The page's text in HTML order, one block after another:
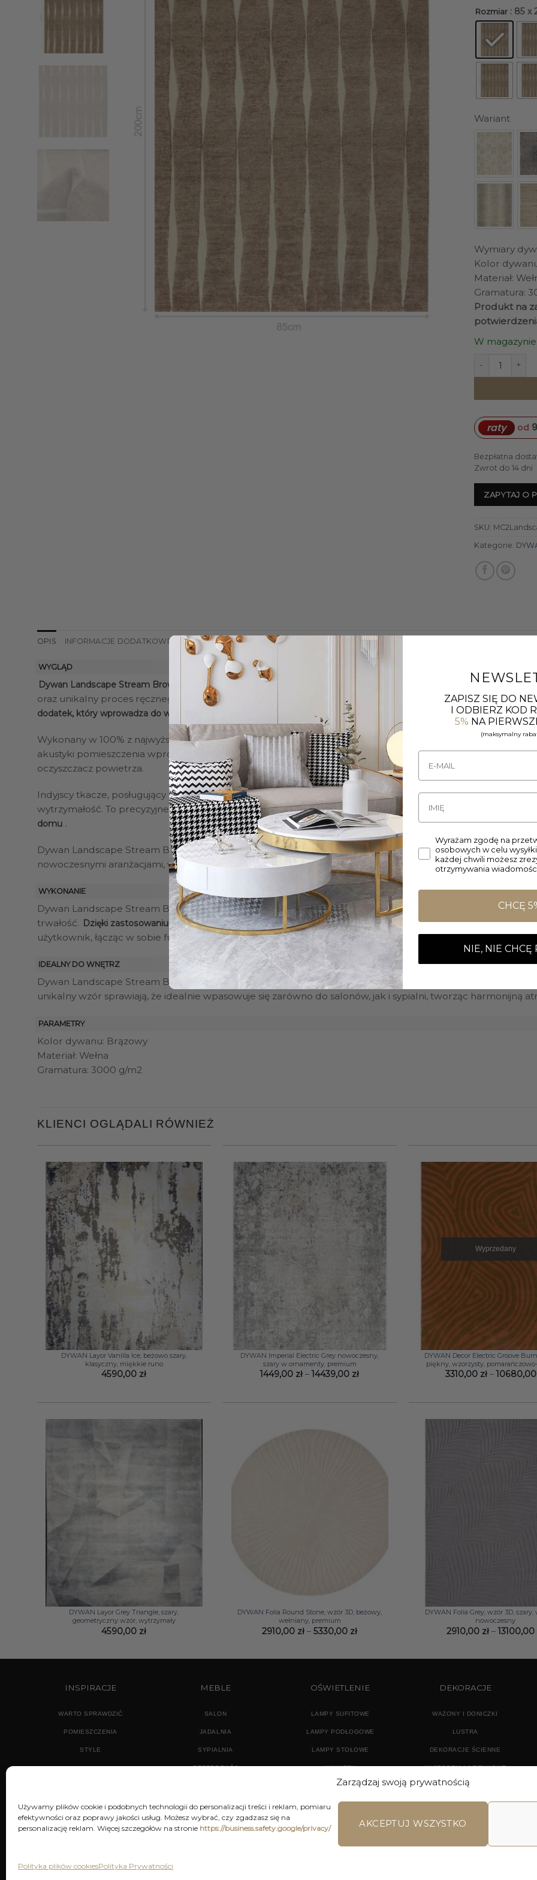
Zarządzaj swoją prywatnością
Używamy plików cookie i podobnych technologii do personalizacji treści i reklam, pomiaru
efektywności oraz poprawy jakości usług. Możesz wybrać, czy zgadzasz się na
personalizację reklam. Więcej szczegółów na stronie https://business.safety.google/privacy/ AKCEPTUJ WSZYSTKO
Polityka plików cookiesPolityka Prywatności
Rozmiar : 85 x
Wariant
Wymiary
Kolor
Materiał:
Gramatura:
Produkt na
W magazynie
ilość
raty od
Bezpłatna
Zwrot do 14 dni
ZAPYTAJ O
SKU:
Kategorie:
OPIS INFORMACJE DODATKOWE OPINIE (0)
WYGLĄD
Dywan Landscape Stream Brown
to niepowtarzalna kompozycja elegancji i nowoczesnego designu, której
oraz unikalny proces ręcznego tkania przez doświadczonych indyjskich tkaczy. Ten brązowy dywan to nie
dodatek, który wprowadza do wnętrza harmonię, komfort i styl
Wykonany w 100% z najwyższej jakości wełny, dywan Landscape Stream Brown wyróżnia się miękkością i
akustyki pomieszczenia wprowadza spokojną atmosferę, adługie włókna zatrzymują kurz i substancje
oczyszczacz powietrza.
Indyjscy tkacze, posługujący się najbardziej zaawansowaną techniką supełkowania, ręcznie tkanego
wytrzymałość. To precyzyjne i czasochłonne wykończenie sprawia, że każdy
dywan staje się niepowtarzalnym
domu .
Dywan Landscape Stream Brown to nie tylko produkt, to ręcznie tkane arcydzieło, które dodaje wnętrzu
nowoczesnymi aranżacjami, wprowadzając do pomieszczenia ciepło, luksus i styl.
WYKONANIE
Dywan Landscape Stream Brownwyróżnia się dzięki starannemu ręcznemu tkactwu indyjskich rzemieślników ,
trwałość. Dzięki zastosowaniu najwyższej jakości wełny, dywan zachwyca swoją estetyką
, ale także oferuje
użytkownik, łącząc w sobie funkcjonalność i wyrafinowany design.
IDEALNY DO WNĘTRZ
Dywan Landscape Stream Brown doskonale komponuje się z nowoczesnymi i minimalistycznymi wnętrzami
unikalny wzór sprawiają, że idealnie wpasowuje się zarówno do salonów, jak i sypialni, tworząc harmonijną
PARAMETRY
Kolor dywanu: Brązowy
Materiał: Wełna
Gramatura: 3000 g/m2
KLIENCI OGLĄDALI RÓWNIEŻ
+
DYWAN Layor Vanilla Ice, beżowo szary,
klasyczny, miękkie runo
4590,00 zł
DYWAN Imperial Electric Grey nowoczesny,
szary w ornamenty, premium
1449,00 zł – 14439,00 złZakres
do
Wyprzedany
DYWAN Decor Electric Groove
piękny, wzorzysty,
3310,00 zł –
DYWAN Layor Grey Triangle, szary,
geometryczny wzór, wytrzymały
4590,00 zł
DYWAN Folia Round Stone, wzór 3D, beżowy,
wełniany, premium
2910,00 zł – 5330,00 złZakres
do
DYWAN Folia Grey, wzór 3D, szary,
nowoczesny
2910,00 zł – 13100,00
INSPIRACJE
WARTO SPRAWDZIĆ
POMIESZCZENIA
STYLE
MEBLE
SALON
JADALNIA
SYPIALNIA
PRZEDPOKÓJ
OŚWIETLENIE
LAMPY SUFITOWE
LAMPY PODŁOGOWE
LAMPY STOŁOWE
KINKIETY
DEKORACJE
WAZONY I DONICZKI
LUSTRA
DEKORACJE ŚCIENNE
AKCESORIA ŁAZIENKOWE
TEKSTYLIA
ZAPISZ SIĘ DO
I ODBIERZ KOD
5% NA
(maksymalny
Wyrażam zgodę na
osobowych w celu
każdej chwili możesz
otrzymywania
CHCĘ
NIE, NIE CHCĘ